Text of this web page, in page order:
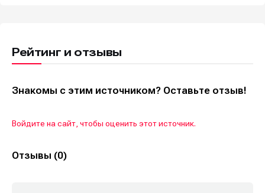
Рейтинг и отзывы
Знакомы с этим источником? Оставьте отзыв!
Войдите на сайт, чтобы оценить этот источник.
Отзывы (0)